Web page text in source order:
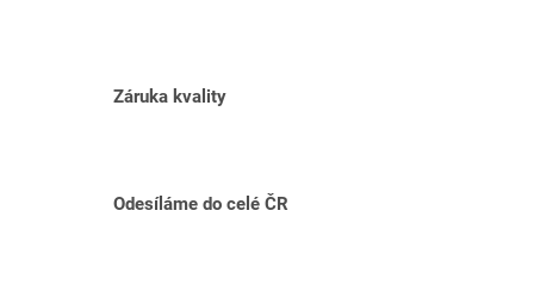
Záruka kvality
Odesíláme do celé ČR